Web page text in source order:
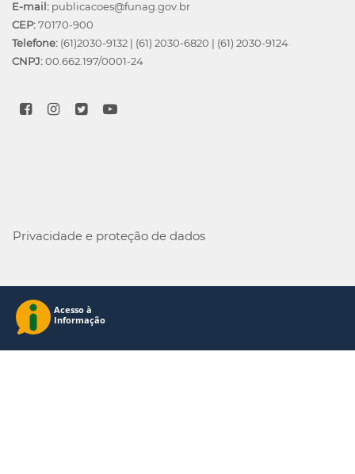
E-mail: publicacoes@funag.gov.br
CEP:70170-900
Telefone: (61)2030-9132 | (61) 2030-6820 | (61) 2030-9124
CNPJ:00.662.197/0001-24
Privacidade e proteção de dados